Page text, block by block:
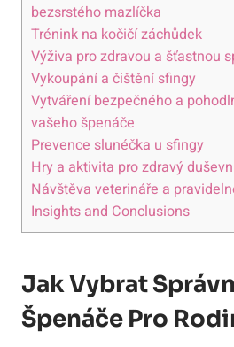
bezsrstého mazlíčka
Trénink na kočičí záchůdek
Výživa pro zdravou a šťastnou
Vykoupání a čištění sfingy
Vytváření bezpečného a
vašeho špenáče
Prevence slunéčka u sfingy
Hry a aktivita pro zdravý
Návštěva veterináře a
Insights and Conclusions
Jak Vybrat
Špenáče Pro